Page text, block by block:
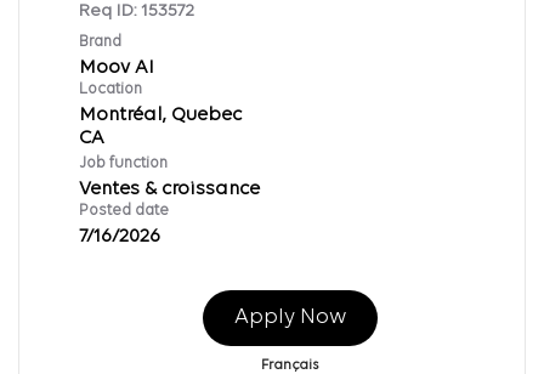
Req ID: 153572
Brand
Moov AI
Location
Montréal, Quebec
Job function
Ventes & croissance
Posted date
7/16/2026
Apply Now
Français